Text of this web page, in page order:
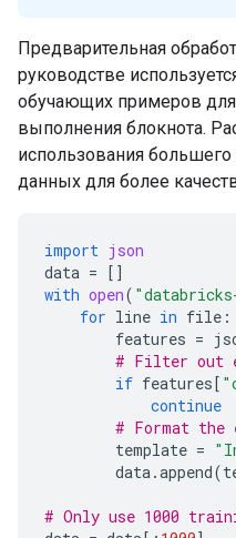
Предварительная
руководстве
обучающих примеров
выполнения блокнота.
использования
данных для более
import json
data = []
with open(
for line in file :
features =
# Filter out
if features[
continue
# Format
template =
data.append(
# Only use 1000